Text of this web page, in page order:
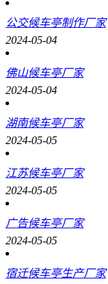
公交候车亭制作厂家
2024-05-04
佛山候车亭厂家
2024-05-04
湖南候车亭厂家
2024-05-05
江苏候车亭厂家
2024-05-05
广告候车亭厂家
2024-05-05
宿迁候车亭生产厂家